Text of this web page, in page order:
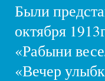
Были
октября
«Рабыни
«Вечер